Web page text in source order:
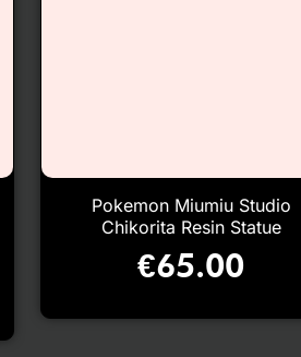
Pokemon Miumiu Studio
Chikorita Resin Statue
€65.00